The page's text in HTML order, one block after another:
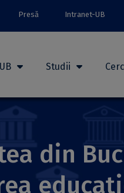
Presă Intranet-UB
Studii
din